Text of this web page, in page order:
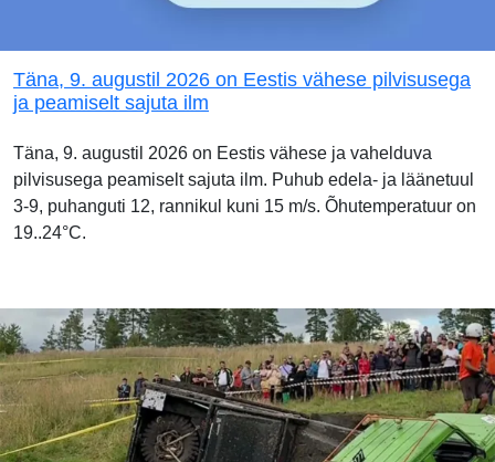
Täna, 9. augustil 2026 on Eestis vähese pilvisusega
ja peamiselt sajuta ilm
Täna, 9. augustil 2026 on Eestis vähese ja vahelduva
pilvisusega peamiselt sajuta ilm. Puhub edela- ja läänetuul
3-9, puhanguti 12, rannikul kuni 15 m/s. Õhutemperatuur on
19..24°C.